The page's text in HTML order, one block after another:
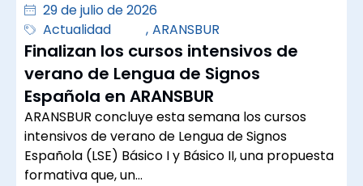
29 de julio de 2026
Actualidad
, ARANSBUR
Finalizan los cursos intensivos de
verano de Lengua de Signos
Española en ARANSBUR
ARANSBUR concluye esta semana los cursos
intensivos de verano de Lengua de Signos
Española (LSE) Básico I y Básico II, una propuesta
formativa que, un…